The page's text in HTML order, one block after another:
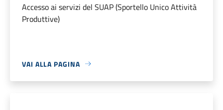
Accesso ai servizi del SUAP (Sportello Unico Attività
Produttive)
VAI ALLA PAGINA